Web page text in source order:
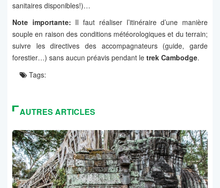
sanitaires disponibles!)…
Note importante: Il faut réaliser l’itinéraire d’une manière
souple en raison des conditions météorologiques et du terrain;
suivre les directives des accompagnateurs (guide, garde
forestier…) sans aucun préavis pendant le trek Cambodge.
Tags:
AUTRES ARTICLES